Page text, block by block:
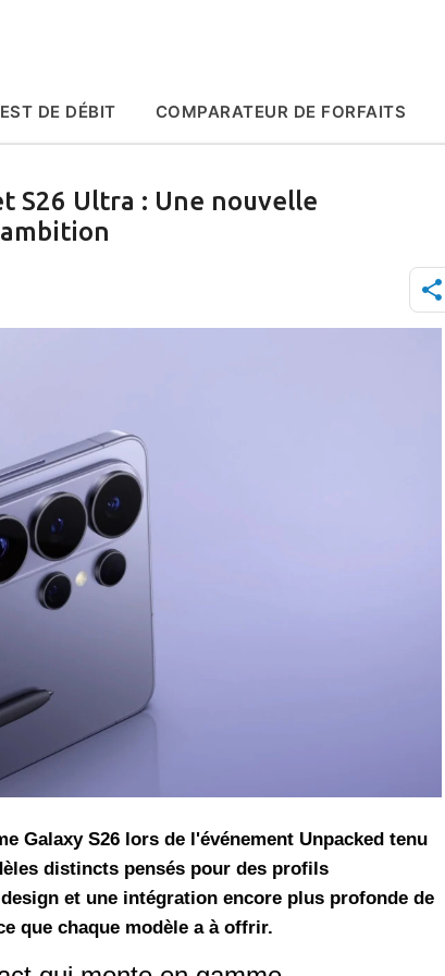
DE DÉBIT COMPARATEUR DE FORFAITS
S26 Ultra : Une nouvelle
Galaxy S26 lors de l'événement Unpacked tenu
distincts pensés pour des profils
et une intégration encore plus profonde de
que chaque modèle a à offrir.
réseaux sociaux
inwi fait
Snapchat voire
au
offre
23 mars 2026,